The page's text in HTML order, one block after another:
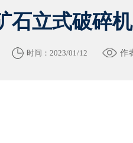
石立式破碎
时间：2023/01/12 作